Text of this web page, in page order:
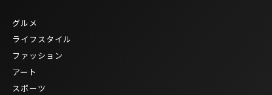
グルメ
ライフスタイル
ファッション
アート
スポーツ